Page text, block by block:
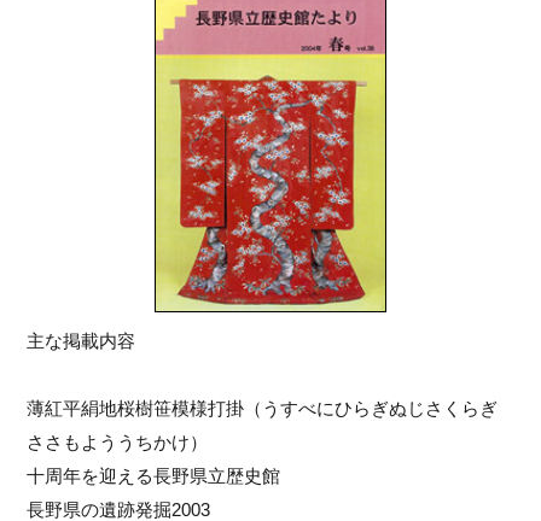
主な掲載内容
薄紅平絹地桜樹笹模様打掛（うすべにひらぎぬじさくらぎ
ささもよううちかけ）
十周年を迎える長野県立歴史館
長野県の遺跡発掘2003